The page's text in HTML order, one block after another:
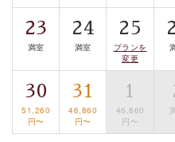
※交通規制などにより運行
※年末年始及び御柱祭前後
以上がプラン内容です。
上諏訪温泉“しんゆ”なら諏
で心癒されます。
清らかな源泉、自然の恵
23
満室
24
満室
25
プランを
変更
30
51,260
円〜
31
46,860
円〜
1
46,860
円〜